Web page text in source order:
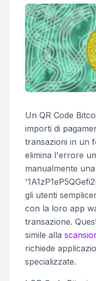
Un QR Code
importi di
transazioni in un
elimina l'errore
manualmente
gli utenti
con la loro app
transazione.
simile alla
richiede
specializzate.